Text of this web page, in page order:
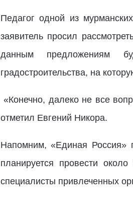
Педагог одной из
заявитель просил
данным предложениям
градостроительства, на
«Конечно, далеко не все
отметил Евгений Никора.
Напомним, «Единая Россия»
планируется провести
специалисты привлеченных